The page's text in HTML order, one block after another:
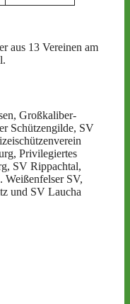
aus 13 Vereinen am
Großkaliber-
Schützengilde, SV
Privilegiertes
SV Rippachtal,
Weißenfelser SV,
und SV Laucha